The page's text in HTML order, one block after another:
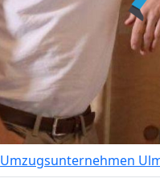
Umzugsunternehmen